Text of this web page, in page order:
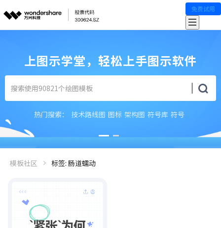
免费试用
上图示学堂，轻松上手图示软件
热门搜索： 技术路线图 图标 架构图 符号库 符号
模板社区 标签: 肠道蠕动